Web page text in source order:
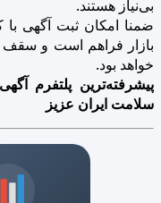
بی‌نیاز هستند.
ضمنا امکان ثبت آگهی با
خواهد بود.
پیشرفته‌ترین پلتفرم
سلامت ایران عزیز